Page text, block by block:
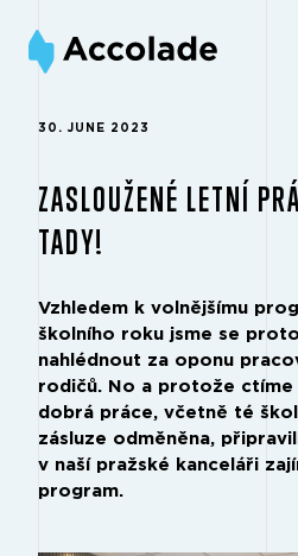
30. JUNE 2023
ZASLOUŽENÉ LETNÍ
TADY!
Vzhledem k volnějšímu
školního roku jsme se
nahlédnout za oponu
rodičů. No a protože ctíme
dobrá práce, včetně té
zásluze odměněna,
v naší pražské kanceláři
program.